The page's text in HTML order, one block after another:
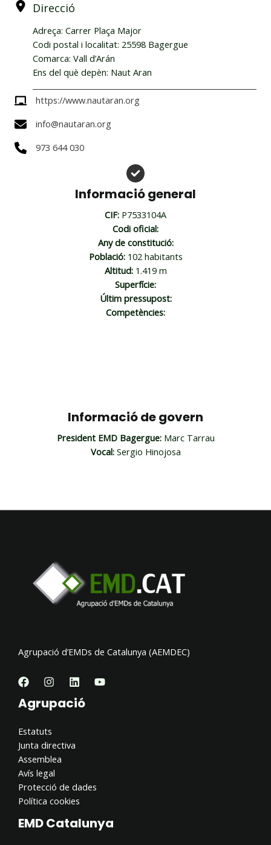
Direcció
Adreça: Carrer Plaça Major
Codi postal i localitat: 25598 Bagergue
Comarca: Vall d’Arán
Ens del què depèn: Naut Aran
https://www.nautaran.org
info@nautaran.org
973 644 030
Informació general
CIF: P7533104A
Codi oficial:
Any de constitució:
Població: 102 habitants
Altitud: 1.419 m
Superfície:
Últim pressupost:
Competències:
Informació de govern
President EMD Bagergue: Marc Tarrau
Vocal:Sergio Hinojosa
Agrupació d’EMDs de Catalunya (AEMDEC)
Agrupació
Estatuts
Junta directiva
Assemblea
Avís legal
Protecció de dades
Política cookies
EMD Catalunya